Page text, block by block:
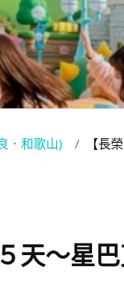
．和歌山) 【長
天～星